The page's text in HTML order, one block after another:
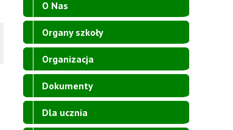
O Nas
Organy szkoły
Organizacja
Dokumenty
Dla ucznia